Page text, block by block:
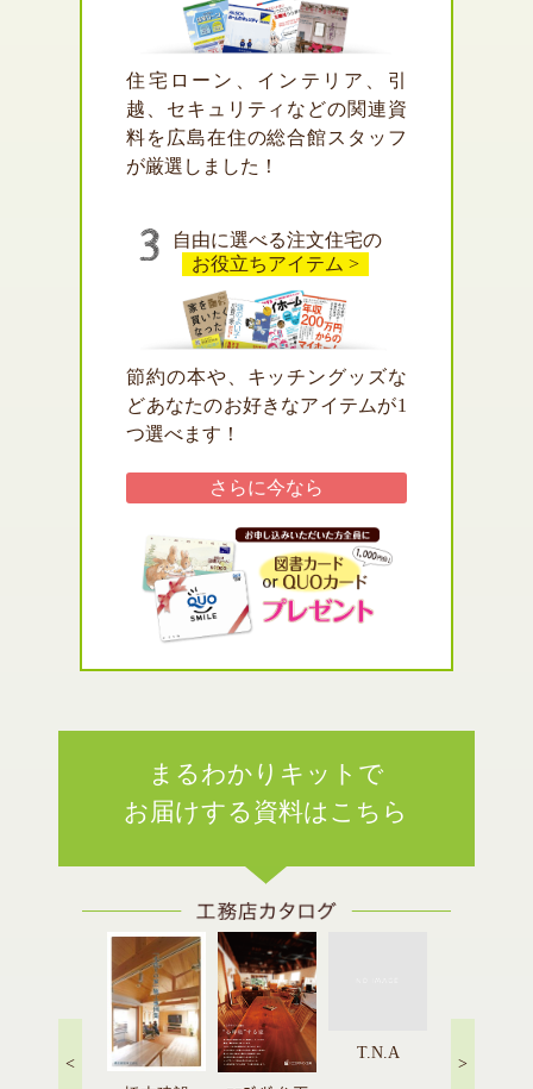
住宅ローン、インテリア、引
越、セキュリティなどの関連資
料を広島在住の総合館スタッフ
が厳選しました！
自由に選べる注文住宅の
お役立ちアイテム >
節約の本や、キッチングッズな
どあなたのお好きなアイテムが1
つ選べます！
さらに今なら
まるわかりキットで
お届けする資料はこちら
<
T.N.A
>